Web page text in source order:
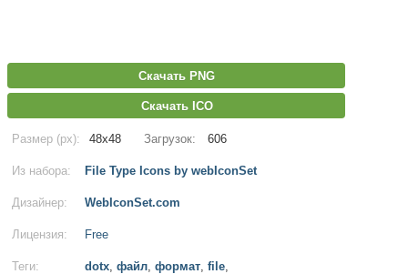
Скачать PNG
Скачать ICO
Размер (px): 48x48 Загрузок: 606
Из набора: File Type Icons by webIconSet
Дизайнер: WebIconSet.com
Лицензия: Free
Теги: dotx, файл, формат, file,